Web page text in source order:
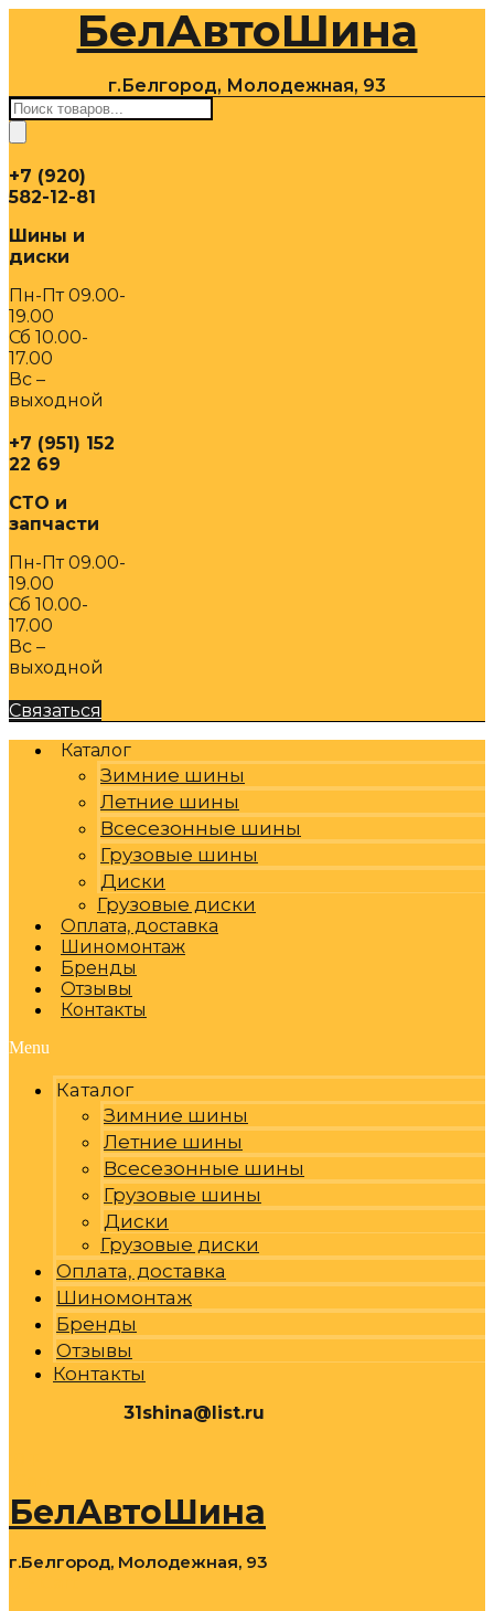
содержимомуБелАвтоШина
г.Белгород, Молодежная, 93
Поиск
товаров
+7 (920)
582-12-81
Шины и
диски
Пн-Пт 09.00-
19.00
Сб 10.00-
17.00
Вс –
выходной
+7 (951) 152
22 69
СТО и
запчасти
Пн-Пт 09.00-
19.00
Сб 10.00-
17.00
Вс –
выходной
Связаться
Каталог
Зимние шины
Летние шины
Всесезонные шины
Грузовые шины
Диски
Грузовые диски
Оплата, доставка
Шиномонтаж
Бренды
Отзывы
Контакты
Menu
Каталог
Зимние шины
Летние шины
Всесезонные шины
Грузовые шины
Диски
Грузовые диски
Оплата, доставка
Шиномонтаж
Бренды
Отзывы
Контакты
31shina@list.ru
БелАвтоШина
г.Белгород, Молодежная, 93